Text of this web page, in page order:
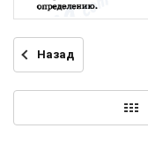
Назад